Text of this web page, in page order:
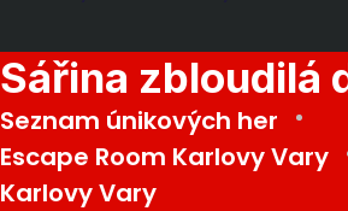
Sářina zbloudilá
Seznam únikových her
Escape Room Karlovy Vary
Karlovy Vary